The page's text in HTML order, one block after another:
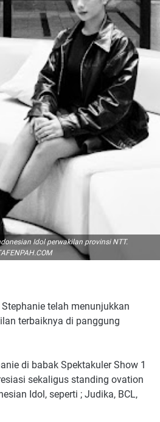
Idol perwakilan provinsi NTT.
Stephanie telah menunjukkan
terbaiknya di panggung
di babak Spektakuler Show 1
sekaligus standing ovation
Idol, seperti ; Judika, BCL,